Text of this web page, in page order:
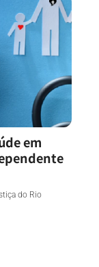
em
do Rio